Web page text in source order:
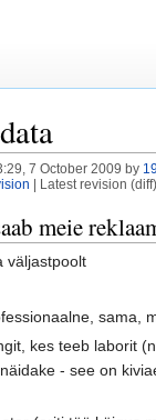
7 October 2009 by
| Latest revision
meie
väljastpoolt
sama,
kes teeb laborit
- see on